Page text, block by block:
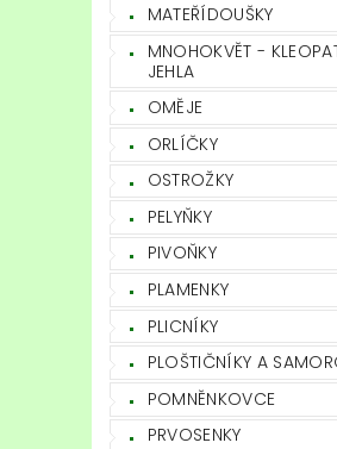
MATEŘÍDOUŠKY
MNOHOKVĚT -
JEHLA
OMĚJE
ORLÍČKY
OSTROŽKY
PELYŇKY
PIVOŇKY
PLAMENKY
PLICNÍKY
PLOŠTIČNÍKY A
POMNĚNKOVCE
PRVOSENKY